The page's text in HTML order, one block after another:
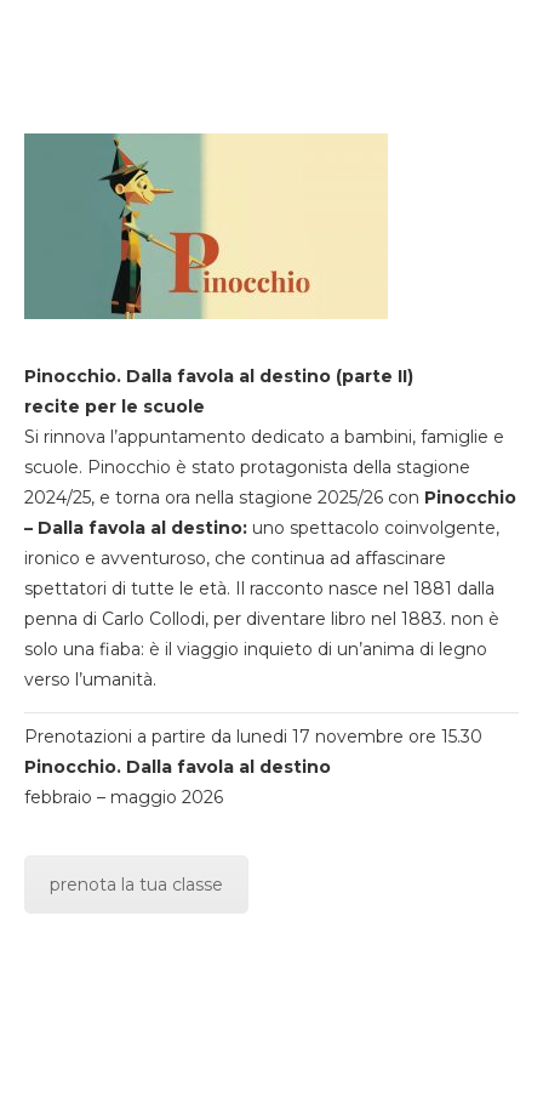
Pinocchio. Dalla favola al destino (parte II)
recite per le scuole
Si rinnova l’appuntamento dedicato a bambini, famiglie e
scuole. Pinocchio è stato protagonista della stagione
2024/25, e torna ora nella stagione 2025/26 con Pinocchio
– Dalla favola al destino: uno spettacolo coinvolgente,
ironico e avventuroso, che continua ad affascinare
spettatori di tutte le età. Il racconto nasce nel 1881 dalla
penna di Carlo Collodi, per diventare libro nel 1883. non è
solo una fiaba: è il viaggio inquieto di un’anima di legno
verso l’umanità.
Prenotazioni a partire da lunedi 17 novembre ore 15.30
Pinocchio. Dalla favola al destino
febbraio – maggio 2026
prenota la tua classe